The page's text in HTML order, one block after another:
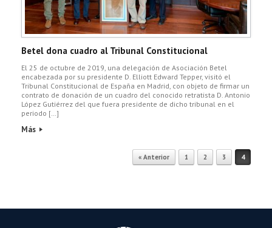
Betel dona cuadro al Tribunal Constitucional
El 25 de octubre de 2019, una delegación de Asociación Betel
encabezada por su presidente D. Elliott Edward Tepper, visitó el
Tribunal Constitucional de España en Madrid, con objeto de firmar un
contrato de donación de un cuadro del conocido retratista D. Antonio
López Gutiérrez del que fuera presidente de dicho tribunal en el
periodo […]
Más
« Anterior 1 2 3 4